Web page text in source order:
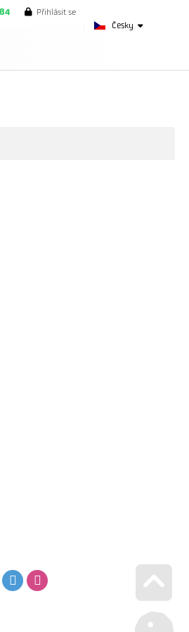
Česky
Přihlásit se
YoutubeTwitter
Go